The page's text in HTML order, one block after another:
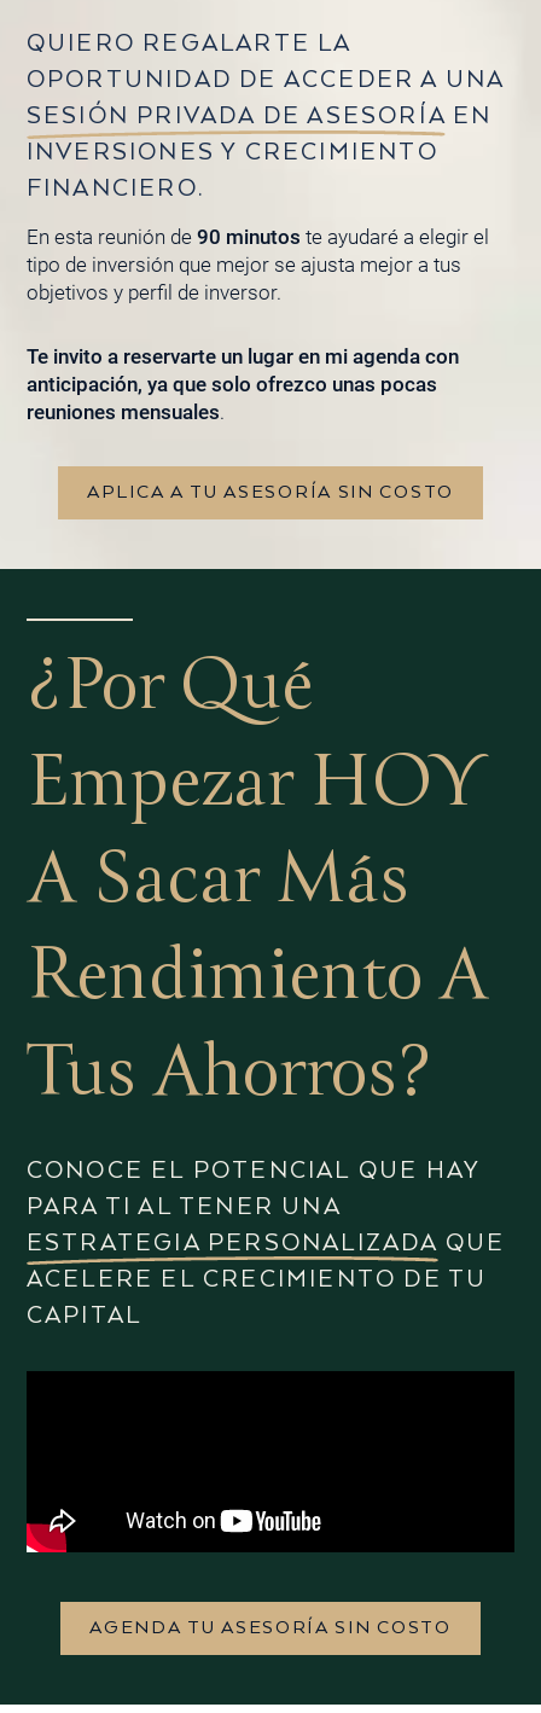
QUIERO REGALARTE LA
OPORTUNIDAD DE ACCEDER A UNA
SESIÓN PRIVADA DE ASESORÍA EN
INVERSIONES Y CRECIMIENTO
FINANCIERO.
En esta reunión de 90 minutos te ayudaré a elegir el
tipo de inversión que mejor se ajusta mejor a tus
objetivos y perfil de inversor.
Te invito a reservarte un lugar en mi agenda con
anticipación, ya que solo ofrezco unas pocas
reuniones mensuales.
APLICA A TU ASESORÍA SIN COSTO
¿Por Qué
Empezar HOY
A Sacar Más
Rendimiento A
Tus Ahorros?
CONOCE EL POTENCIAL QUE HAY
PARA TI AL TENER UNA
ESTRATEGIA PERSONALIZADA QUE
ACELERE EL CRECIMIENTO DE TU
CAPITAL
AGENDA TU ASESORÍA SIN COSTO